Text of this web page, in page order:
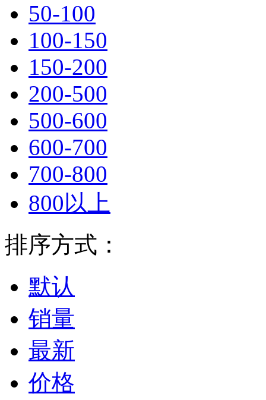
50-100
100-150
150-200
200-500
500-600
600-700
700-800
800以上
排序方式：
默认
销量
最新
价格